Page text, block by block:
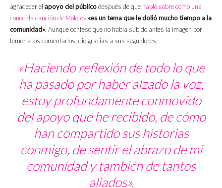
agradecer el apoyo del públicodespués de que habló sobre cómo una
conocida canción de Molotov «es un tema que le dolió mucho tiempo a la
comunidad». Aunque confesó que no había subido antes la imagen por
temor a los comentarios, dio gracias a sus seguidores.
«Haciendo reflexión de todo lo que
ha pasado por haber alzado la voz,
estoy profundamente conmovido
del apoyo que he recibido, de cómo
han compartido sus historias
conmigo, de sentir el abrazo de mi
comunidad y también de tantos
aliados».